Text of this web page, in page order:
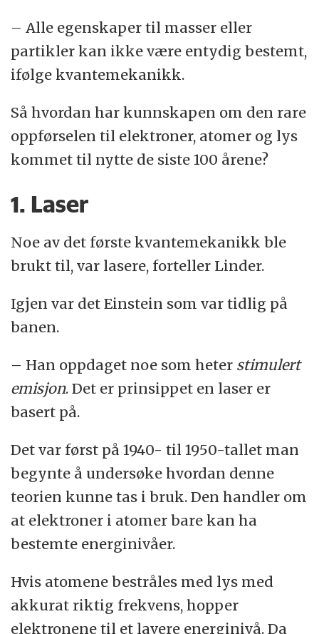
– Alle egenskaper til masser eller
partikler kan ikke være entydig bestemt,
ifølge kvantemekanikk.
Så hvordan har kunnskapen om den rare
oppførselen til elektroner, atomer og lys
kommet til nytte de siste 100 årene?
1. Laser
Noe av det første kvantemekanikk ble
brukt til, var lasere, forteller Linder.
Igjen var det Einstein som var tidlig på
banen.
– Han oppdaget noe som heter stimulert
emisjon. Det er prinsippet en laser er
basert på.
Det var først på 1940- til 1950-tallet man
begynte å undersøke hvordan denne
teorien kunne tas i bruk. Den handler om
at elektroner i atomer bare kan ha
bestemte energinivåer.
Hvis atomene bestråles med lys med
akkurat riktig frekvens, hopper
elektronene til et lavere energinivå. Da